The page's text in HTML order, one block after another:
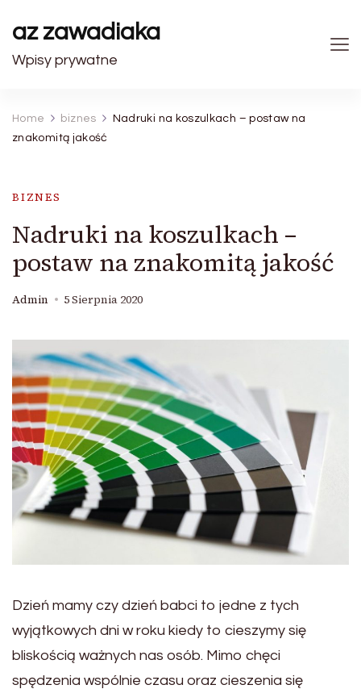
az zawadiaka
Wpisy prywatne
Home biznes
Nadruki na koszulkach – postaw na
znakomitą jakość
BIZNES
Nadruki na koszulkach –
postaw na znakomitą jakość
Admin 5 Sierpnia 2020
Dzień mamy czy dzień babci to jedne z tych
wyjątkowych dni w roku kiedy to cieszymy się
bliskością ważnych nas osób. Mimo chęci
spędzenia wspólnie czasu oraz cieszenia się